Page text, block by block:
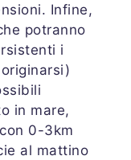
Infine,
potranno
i
in mare,
0-3km
al mattino